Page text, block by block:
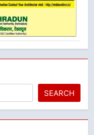
SEARCH